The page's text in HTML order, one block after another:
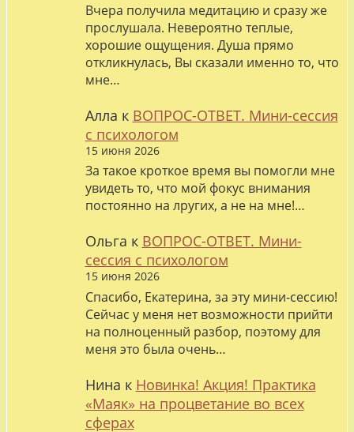
Вчера получила медитацию и сразу же
прослушала. Невероятно теплые,
хорошие ощущения. Душа прямо
откликнулась, Вы сказали именно то, что
мне…
Алла к ВОПРОС-ОТВЕТ. Мини-сессия
с психологом
15 июня 2026
За такое кроткое время вы помогли мне
увидеть то, что мой фокус внимания
постоянно на лругих, а не на мне!…
Ольга к ВОПРОС-ОТВЕТ. Мини-
сессия с психологом
15 июня 2026
Спасибо, Екатерина, за эту мини-сессию!
Сейчас у меня нет возможности прийти
на полноценный разбор, поэтому для
меня это была очень…
Нина к Новинка! Акция! Практика
«Маяк» на процветание во всех
сферах